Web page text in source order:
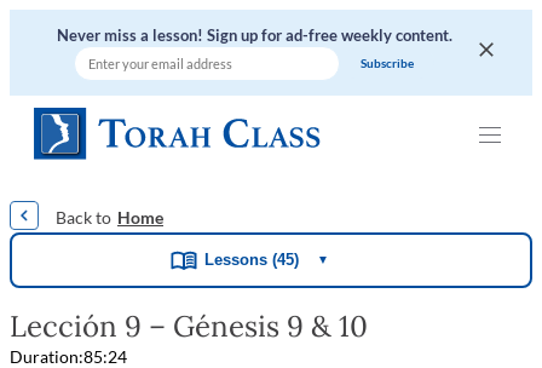
Never miss a lesson! Sign up for ad-free weekly content.
Home
Lessons (45) ▼
Lección 9 – Génesis 9 & 10
Duration:85:24